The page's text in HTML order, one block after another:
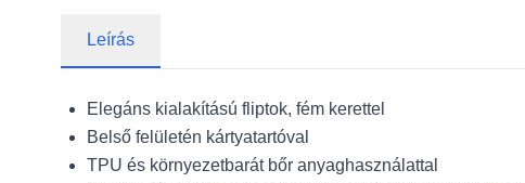
Leírás
Elegáns kialakítású fliptok, fém kerettel
Belső felületén kártyatartóval
TPU és környezetbarát bőr anyaghasználattal